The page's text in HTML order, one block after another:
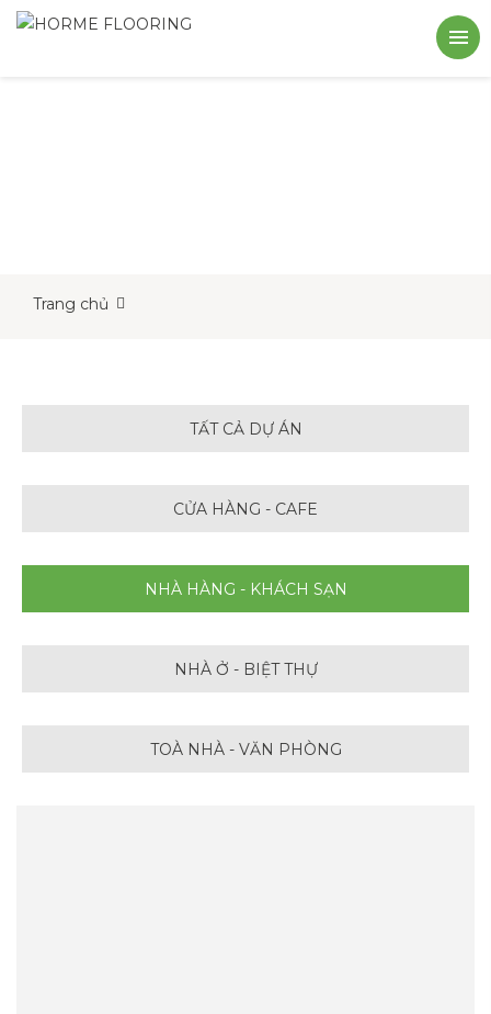
Trang chủ
TẤT CẢ DỰ ÁN
CỬA HÀNG - CAFE
NHÀ HÀNG - KHÁCH SẠN
NHÀ Ở - BIỆT THỰ
TOÀ NHÀ - VĂN PHÒNG